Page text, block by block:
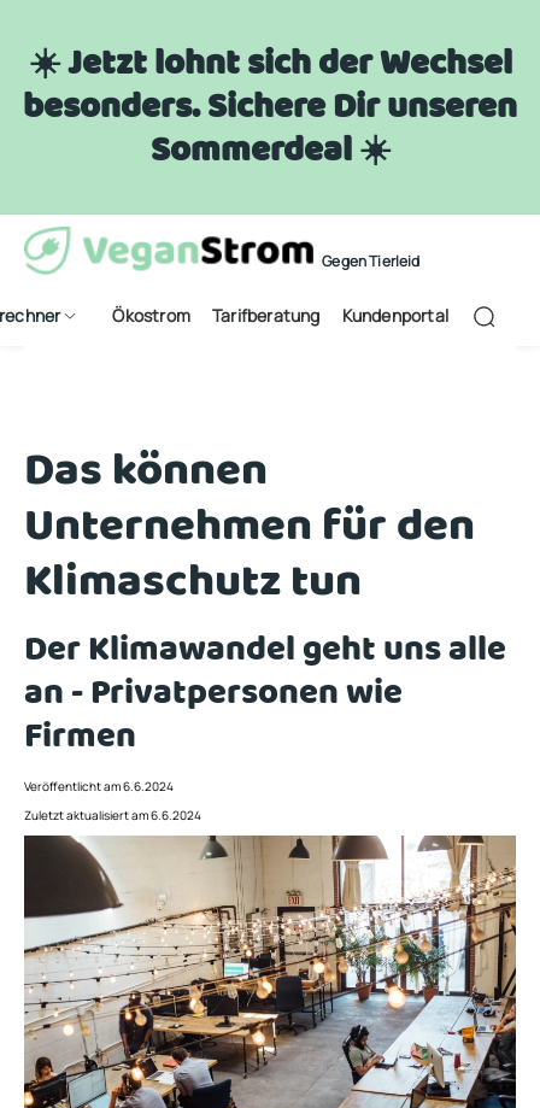
☀️ Jetzt lohnt sich der Wechsel
besonders. Sichere Dir unseren
Sommerdeal ☀️
Gegen Tierleid
Ökostrom Tarifberatung Kundenportal
Das können
Unternehmen für den
Klimaschutz tun
Der Klimawandel geht uns alle
an - Privatpersonen wie
Firmen
Veröffentlicht am 6.6.2024
Zuletzt aktualisiert am 6.6.2024